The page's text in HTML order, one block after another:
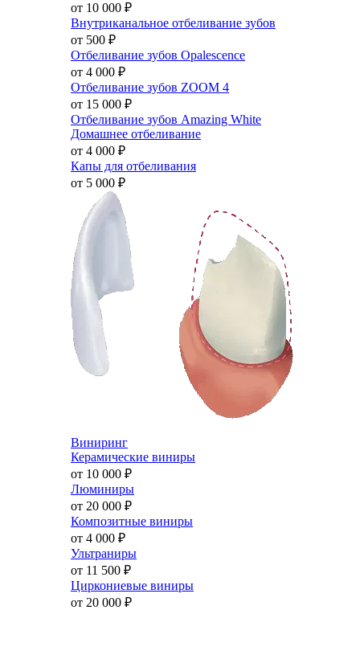
от 10 000 ₽
Внутриканальное отбеливание зубов
от 500 ₽
Отбеливание зубов Opalescence
от 4 000 ₽
Отбеливание зубов ZOOM 4
от 15 000 ₽
Отбеливание зубов Amazing White
Домашнее отбеливание
от 4 000 ₽
Капы для отбеливания
от 5 000 ₽
Виниринг
Керамические виниры
от 10 000 ₽
Люминиры
от 20 000 ₽
Композитные виниры
от 4 000 ₽
Ультраниры
от 11 500 ₽
Циркониевые виниры
от 20 000 ₽